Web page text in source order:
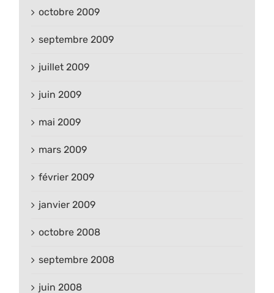
octobre 2009
septembre 2009
juillet 2009
juin 2009
mai 2009
mars 2009
février 2009
janvier 2009
octobre 2008
septembre 2008
juin 2008